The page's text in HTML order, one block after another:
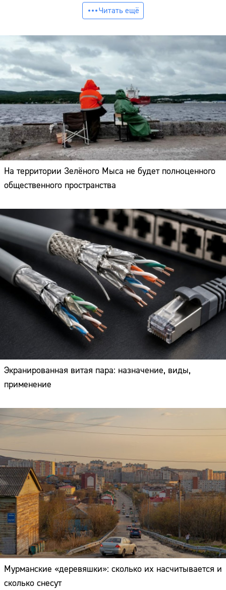
Читать ещё
На территории Зелёного Мыса не будет полноценного
общественного пространства
Экранированная витая пара: назначение, виды,
применение
Мурманские «деревяшки»: сколько их насчитывается и
сколько снесут